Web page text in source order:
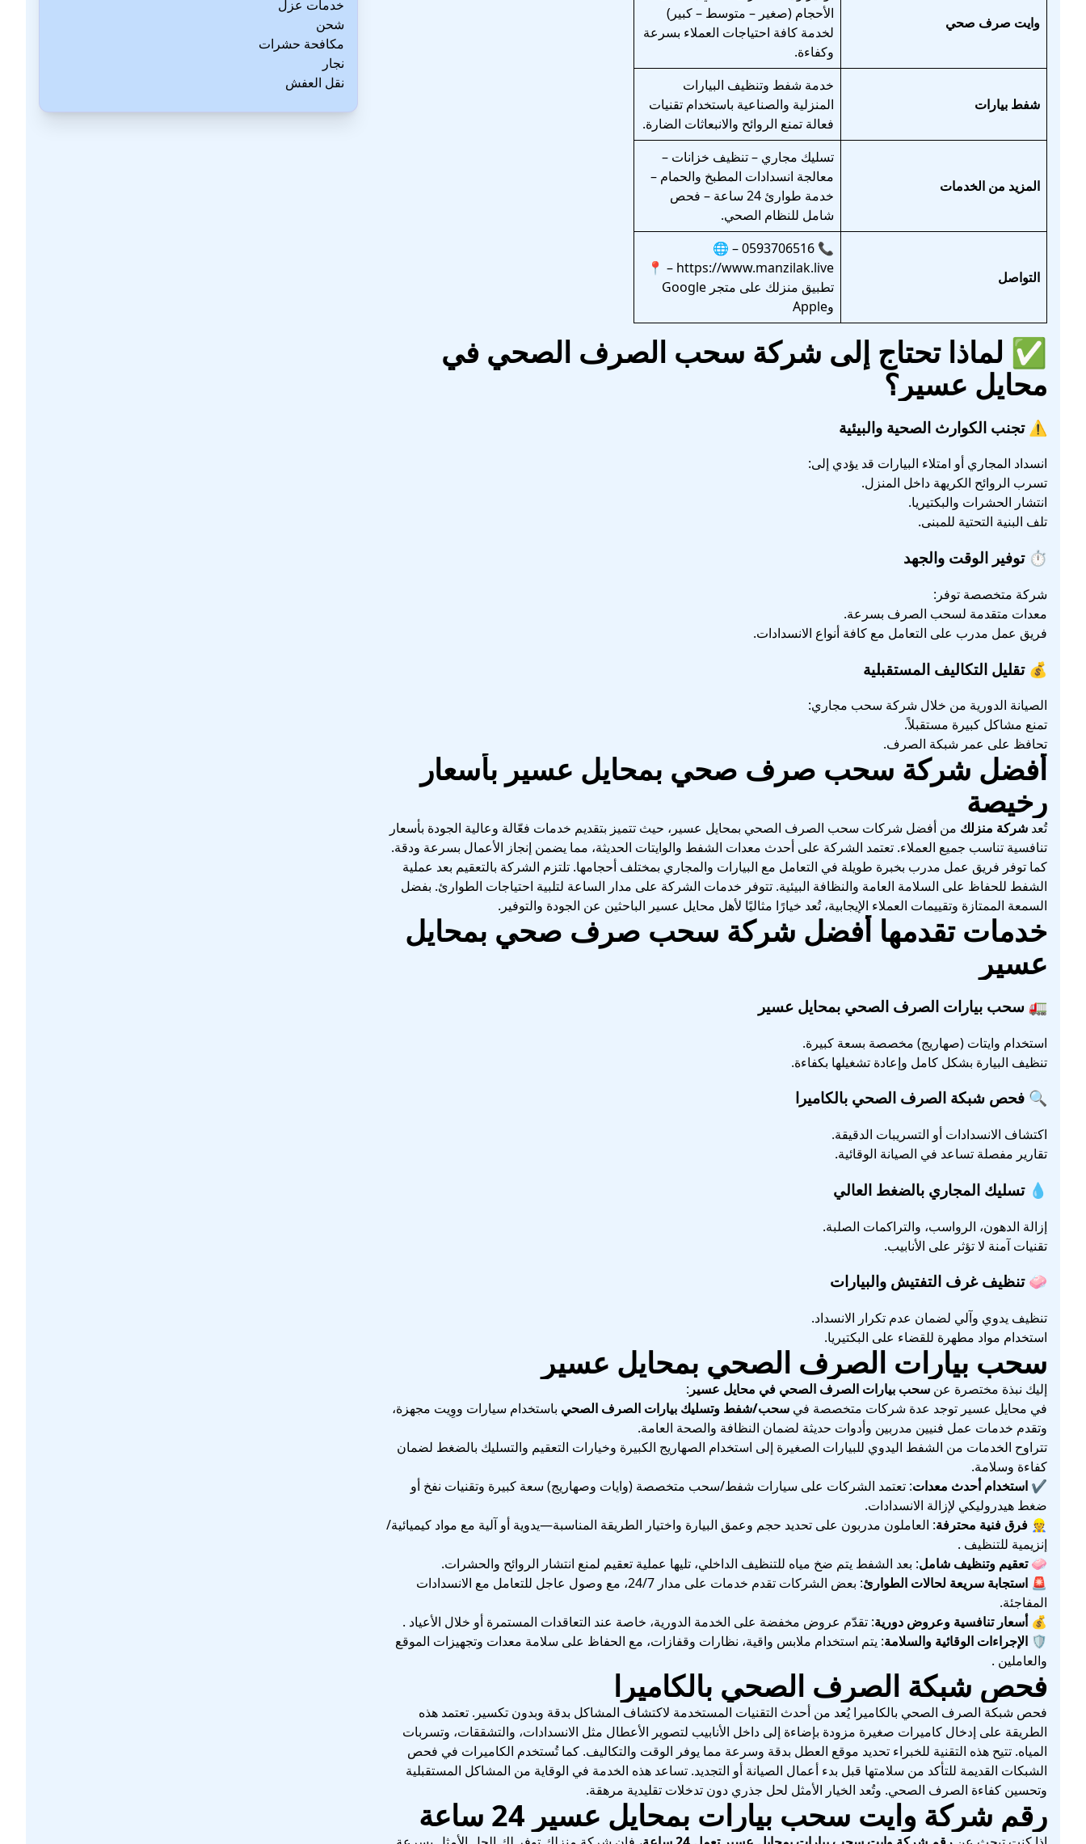
وايت صرف صحي
الأحجام (صغير – متوسط – كبير)
لخدمة كافة احتياجات العملاء بسرعة
وكفاءة.
شفط بيارات
خدمة شفط وتنظيف البيارات
المنزلية والصناعية باستخدام تقنيات
فعالة تمنع الروائح والانبعاثات الضارة.
المزيد من الخدمات
تسليك مجاري – تنظيف خزانات –
معالجة انسدادات المطبخ والحمام –
خدمة طوارئ 24 ساعة – فحص
شامل للنظام الصحي.
التواصل
📞 0593706516 – 🌐
https://www.manzilak.live
– 📍
تطبيق منزلك على متجر Google
وApple
✅ لماذا تحتاج إلى شركة سحب الصرف الصحي في
محايل عسير؟
⚠️ تجنب الكوارث الصحية والبيئية
انسداد المجاري أو امتلاء البيارات قد يؤدي إلى:
تسرب الروائح الكريهة داخل المنزل.
انتشار الحشرات والبكتيريا.
تلف البنية التحتية للمبنى.
⏱️ توفير الوقت والجهد
شركة متخصصة توفر:
معدات متقدمة لسحب الصرف بسرعة.
فريق عمل مدرب على التعامل مع كافة أنواع الانسدادات.
💰 تقليل التكاليف المستقبلية
الصيانة الدورية من خلال شركة سحب مجاري:
تمنع مشاكل كبيرة مستقبلاً.
تحافظ على عمر شبكة الصرف.
أفضل شركة سحب صرف صحي بمحايل عسير بأسعار
رخيصة
تُعد شركة منزلك من أفضل شركات سحب الصرف الصحي بمحايل عسير، حيث تتميز بتقديم خدمات فعّالة وعالية الجودة بأسعار
تنافسية تناسب جميع العملاء. تعتمد الشركة على أحدث معدات الشفط والوايتات الحديثة، مما يضمن إنجاز الأعمال بسرعة ودقة.
كما توفر فريق عمل مدرب بخبرة طويلة في التعامل مع البيارات والمجاري بمختلف أحجامها. تلتزم الشركة بالتعقيم بعد عملية
الشفط للحفاظ على السلامة العامة والنظافة البيئية. تتوفر خدمات الشركة على مدار الساعة لتلبية احتياجات الطوارئ. بفضل
السمعة الممتازة وتقييمات العملاء الإيجابية، تُعد خيارًا مثاليًا لأهل محايل عسير الباحثين عن الجودة والتوفير.
خدمات تقدمها أفضل شركة سحب صرف صحي بمحايل
عسير
🚛 سحب بيارات الصرف الصحي بمحايل عسير
استخدام وايتات (صهاريج) مخصصة بسعة كبيرة.
تنظيف البيارة بشكل كامل وإعادة تشغيلها بكفاءة.
🔍 فحص شبكة الصرف الصحي بالكاميرا
اكتشاف الانسدادات أو التسريبات الدقيقة.
تقارير مفصلة تساعد في الصيانة الوقائية.
💧 تسليك المجاري بالضغط العالي
إزالة الدهون، الرواسب، والتراكمات الصلبة.
تقنيات آمنة لا تؤثر على الأنابيب.
🧼 تنظيف غرف التفتيش والبيارات
تنظيف يدوي وآلي لضمان عدم تكرار الانسداد.
استخدام مواد مطهرة للقضاء على البكتيريا.
سحب بيارات الصرف الصحي بمحايل عسير
إليك نبذة مختصرة عن سحب بيارات الصرف الصحي في محايل عسير :
في محايل عسير توجد عدة شركات متخصصة في سحب/شفط وتسليك بيارات الصرف الصحي باستخدام سيارات ووِيت مجهزة،
وتقدم خدمات عمل فنيين مدربين وأدوات حديثة لضمان النظافة والصحة العامة.
تتراوح الخدمات من الشفط اليدوي للبيارات الصغيرة إلى استخدام الصهاريج الكبيرة وخيارات التعقيم والتسليك بالضغط لضمان
كفاءة وسلامة.
✔️ استخدام أحدث معدات: تعتمد الشركات على سيارات شفط/سحب متخصصة (وايات وصهاريج) سعة كبيرة وتقنيات نفخ أو
ضغط هيدروليكي لإزالة الانسدادات.
👷 فرق فنية محترفة: العاملون مدربون على تحديد حجم وعمق البيارة واختيار الطريقة المناسبة—يدوية أو آلية مع مواد كيميائية/
إنزيمية للتنظيف .
🧼تعقيم وتنظيف شامل: بعد الشفط يتم ضخ مياه للتنظيف الداخلي، تليها عملية تعقيم لمنع انتشار الروائح والحشرات.
🚨 استجابة سريعة لحالات الطوارئ
: بعض الشركات تقدم خدمات على مدار 24/7، مع وصول عاجل للتعامل مع الانسدادات
المفاجئة.
💰أسعار تنافسية وعروض دورية: تقدّم عروض مخفضة على الخدمة الدورية، خاصة عند التعاقدات المستمرة أو خلال الأعياد .
🛡️ الإجراءات الوقائية والسلامة: يتم استخدام ملابس واقية، نظارات وقفازات، مع الحفاظ على سلامة معدات وتجهيزات الموقع
والعاملين .
فحص شبكة الصرف الصحي بالكاميرا
فحص شبكة الصرف الصحي بالكاميرا يُعد من أحدث التقنيات المستخدمة لاكتشاف المشاكل بدقة وبدون تكسير. تعتمد هذه
الطريقة على إدخال كاميرات صغيرة مزودة بإضاءة إلى داخل الأنابيب لتصوير الأعطال مثل الانسدادات، والتشققات، وتسربات
المياه. تتيح هذه التقنية للخبراء تحديد موقع العطل بدقة وسرعة مما يوفر الوقت والتكاليف. كما تُستخدم الكاميرات في فحص
الشبكات القديمة للتأكد من سلامتها قبل بدء أعمال الصيانة أو التجديد. تساعد هذه الخدمة في الوقاية من المشاكل المستقبلية
وتحسين كفاءة الصرف الصحي. وتُعد الخيار الأمثل لحل جذري دون تدخلات تقليدية مرهقة.
رقم شركة وايت سحب بيارات بمحايل عسير 24 ساعة
خدمات عزل
شحن
مكافحة حشرات
نجار
نقل العفش